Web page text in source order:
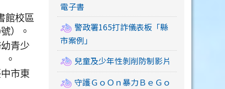
館校區
）。
青少
。
市東
電子書
警政署165打詐儀表板「縣
市案例」
兒童及少年性剝削防制影片
守護ＧｏＯｎ暴力ＢｅＧｏ